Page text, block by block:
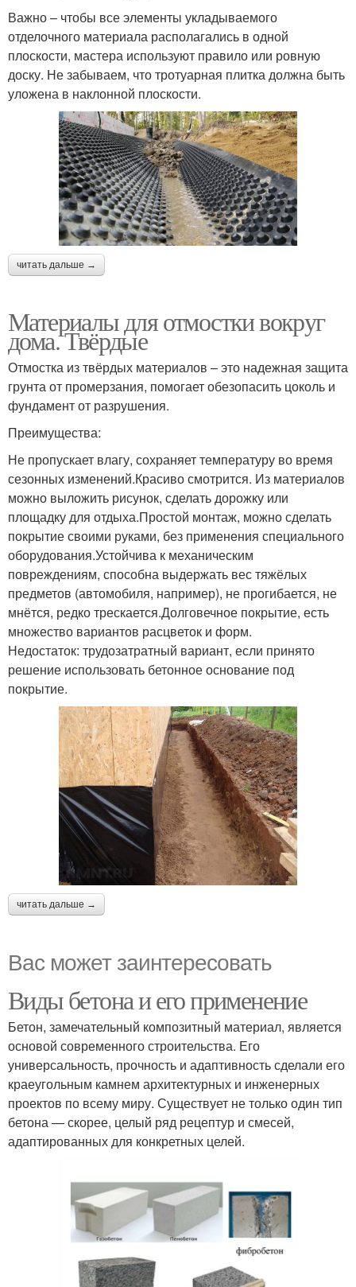
Важно – чтобы все элементы укладываемого
отделочного материала располагались в одной
плоскости, мастера используют правило или ровную
доску. Не забываем, что тротуарная плитка должна быть
уложена в наклонной плоскости.
читать дальше →
Материалы для отмостки вокруг
дома. Твёрдые
Отмостка из твёрдых материалов – это надежная защита
грунта от промерзания, помогает обезопасить цоколь и
фундамент от разрушения.
Преимущества:
Не пропускает влагу, сохраняет температуру во время
сезонных изменений.Красиво смотрится. Из материалов
можно выложить рисунок, сделать дорожку или
площадку для отдыха.Простой монтаж, можно сделать
покрытие своими руками, без применения специального
оборудования.Устойчива к механическим
повреждениям, способна выдержать вес тяжёлых
предметов (автомобиля, например), не прогибается, не
мнётся, редко трескается.Долговечное покрытие, есть
множество вариантов расцветок и форм.
Недостаток: трудозатратный вариант, если принято
решение использовать бетонное основание под
покрытие.
читать дальше →
Вас может заинтересовать
Виды бетона и его применение
Бетон, замечательный композитный материал, является
основой современного строительства. Его
универсальность, прочность и адаптивность сделали его
краеугольным камнем архитектурных и инженерных
проектов по всему миру. Существует не только один тип
бетона — скорее, целый ряд рецептур и смесей,
адаптированных для конкретных целей.